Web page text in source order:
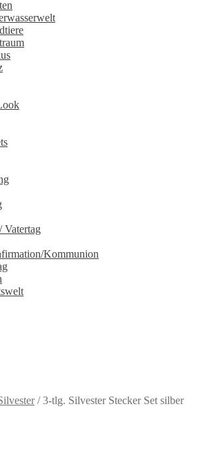
Vatertag
Kommunion
/3-tlg. Silvester Stecker Set silber